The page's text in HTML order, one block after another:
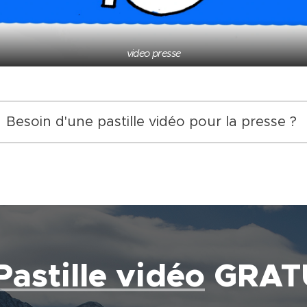
video presse
Besoin d'une pastille vidéo pour la presse ?
vidéo